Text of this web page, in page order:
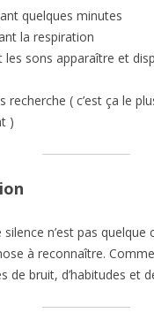
quelques minutes
la respiration
les sons apparaître et
recherche ( c’est ça le
)
n’est pas quelque
à reconnaître.
de bruit, d’habitudes et